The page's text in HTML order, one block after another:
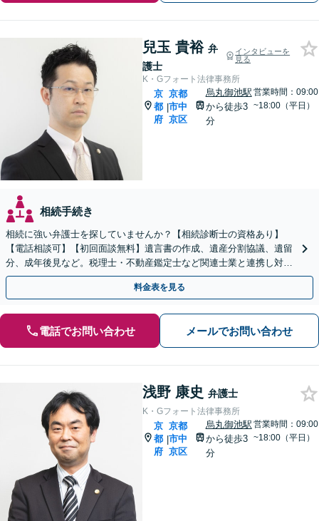
兒玉 貴裕 弁
護士
インタビューを
見る
K・Gフォート法律事務所
京
都
府
|
京都
市中
京区
烏丸御池駅
から徒歩3
分
営業時間：09:00
~18:00（平日）
相続手続き
相続に強い弁護士を探していませんか？【相続診断士の資格あり】
【電話相談可】【初回面談無料】遺言書の作成、遺産分割協議、遺留
分、成年後見など。税理士・不動産鑑定士など関連士業と連携し対応
可能です
料金表を見る
電話でお問い合わせ メールでお問い合わせ
浅野 康史 弁護士
K・Gフォート法律事務所
京
都
府
|
京都
市中
京区
烏丸御池駅
から徒歩3
分
営業時間：09:00
~18:00（平日）